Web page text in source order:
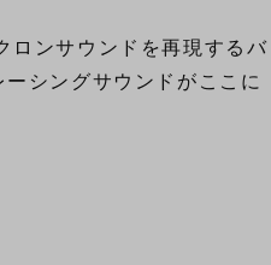
ロンサウンドを再現するバ
シングサウンドがここに